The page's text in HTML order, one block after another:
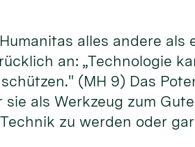
alles andere
an: „Technologie
(MH 9) Das
sie als Werkzeug zum
zu werden oder